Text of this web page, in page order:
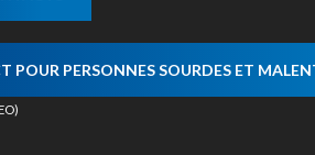
POUR PERSONNES SOURDES ET